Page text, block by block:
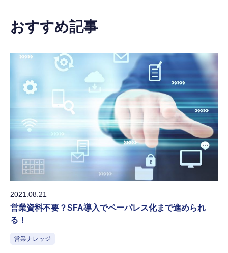
おすすめ記事
2021.08.21
営業資料不要？SFA導入でペーパレス化まで進められ
る！
営業ナレッジ